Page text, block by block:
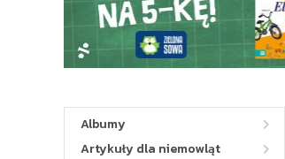
Albumy
Artykuły dla niemowląt